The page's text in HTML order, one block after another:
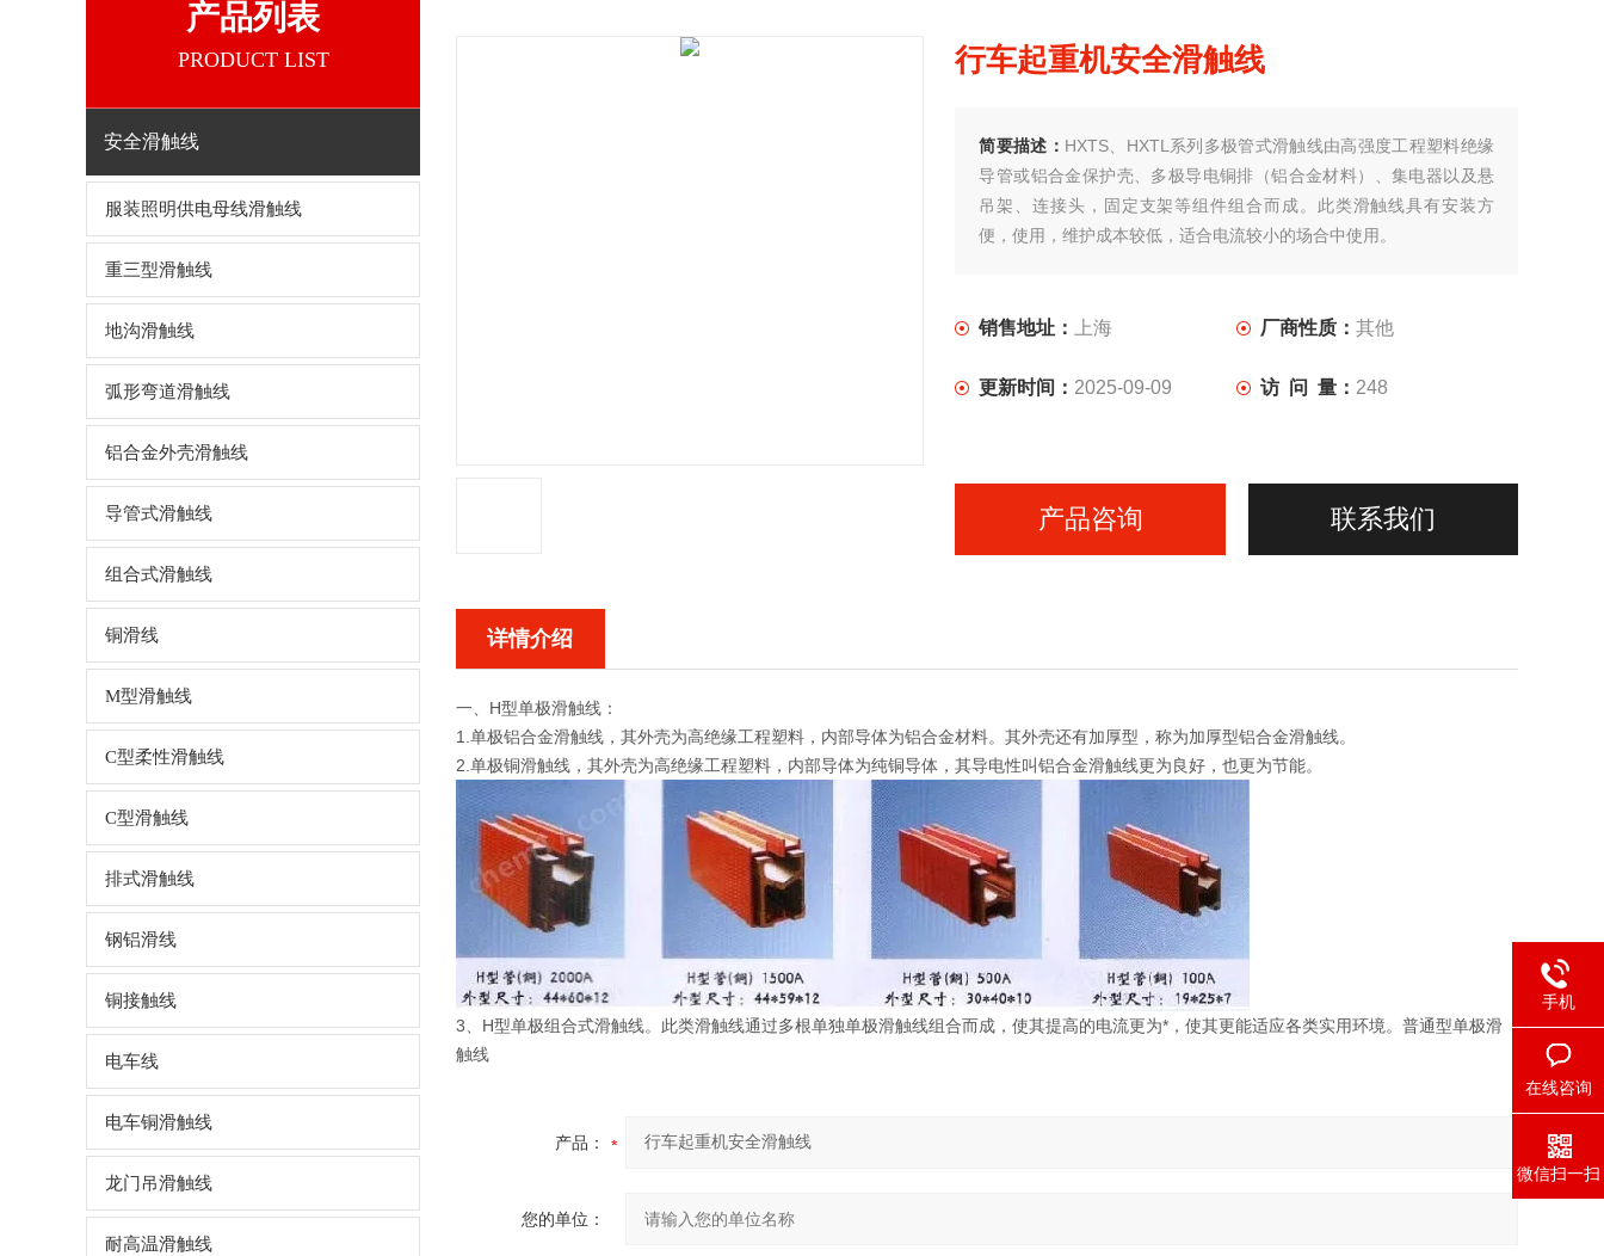
产品列表
PRODUCT LIST
安全滑触线
服装照明供电母线滑触线
重三型滑触线
地沟滑触线
弧形弯道滑触线
铝合金外壳滑触线
导管式滑触线
组合式滑触线
铜滑线
M型滑触线
C型柔性滑触线
C型滑触线
排式滑触线
钢铝滑线
铜接触线
电车线
电车铜滑触线
龙门吊滑触线
耐高温滑触线
行车起重机安全滑触线
简要描述： HXTS、HXTL系列多极管式滑触线由高强度工程塑料绝缘
导管或铝合金保护壳、多极导电铜排（铝合金材料）、集电器以及悬
吊架、连接头，固定支架等组件组合而成。此类滑触线具有安装方
便，使用，维护成本较低，适合电流较小的场合中使用。
销售地址： 上海 厂商性质：其他
更新时间： 2025-09-09 访 问 量： 248
产品咨询 联系我们
详情介绍
一、H型单极滑触线：
1.单极铝合金滑触线，其外壳为高绝缘工程塑料，内部导体为铝合金材料。其外壳还有加厚型，称为加厚型铝合金滑触线。
2.单极铜滑触线，其外壳为高绝缘工程塑料，内部导体为纯铜导体，其导电性叫铝合金滑触线更为良好，也更为节能。
3、H型单极组合式滑触线。此类滑触线通过多根单独单极滑触线组合而成，使其提高的电流更为*，使其更能适应各类实用环境。普通型单极滑
触线
产品：
您的单位：
手机
在线咨询
微信扫一扫